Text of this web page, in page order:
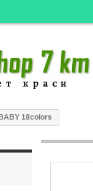
18colors